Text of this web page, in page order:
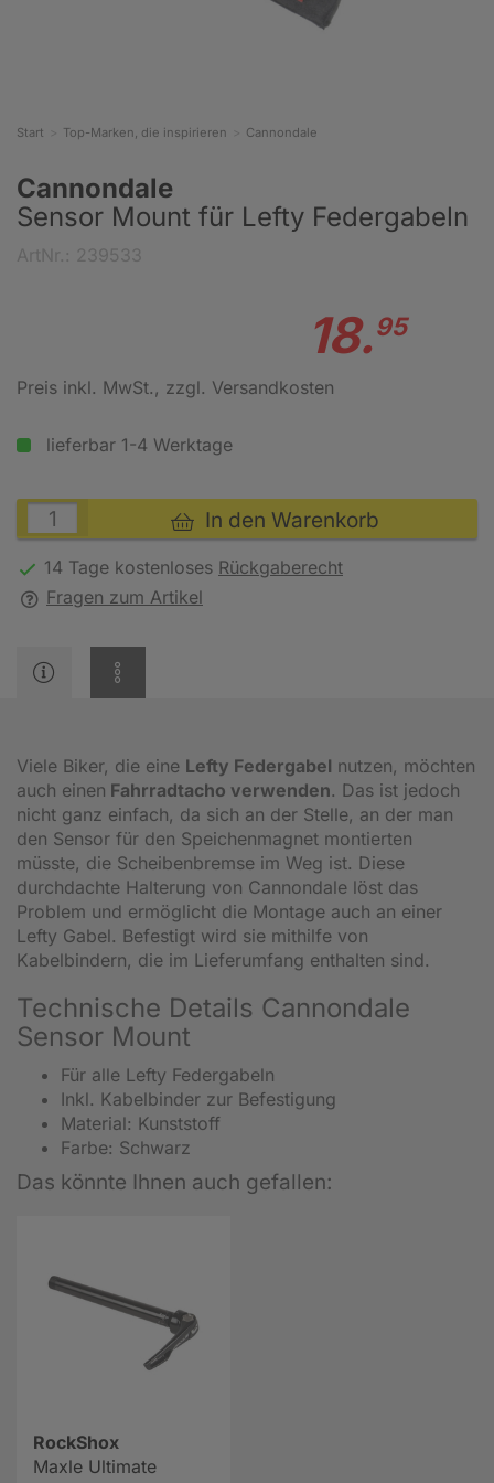
Start Top-Marken, die inspirieren Cannondale
Cannondale
Sensor Mount für Lefty Federgabeln
18.95
Preis inkl. MwSt., zzgl. Versandkosten
lieferbar 1-4 Werktage
In den Warenkorb
14 Tage kostenloses Rückgaberecht
Fragen zum Artikel
Viele Biker, die eine Lefty Federgabel nutzen, möchten
auch einen Fahrradtacho verwenden. Das ist jedoch
nicht ganz einfach, da sich an der Stelle, an der man
den Sensor für den Speichenmagnet montierten
müsste, die Scheibenbremse im Weg ist. Diese
durchdachte Halterung von Cannondale löst das
Problem und ermöglicht die Montage auch an einer
Lefty Gabel. Befestigt wird sie mithilfe von
Kabelbindern, die im Lieferumfang enthalten sind.
Technische Details Cannondale
Sensor Mount
Für alle Lefty Federgabeln
Inkl. Kabelbinder zur Befestigung
Material: Kunststoff
Farbe: Schwarz
Das könnte Ihnen auch gefallen:
RockShox
Maxle Ultimate